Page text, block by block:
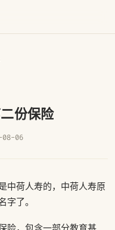
份保险
08-06
中荷人寿的，中荷人寿原
字了。
险，包含一部分教育基